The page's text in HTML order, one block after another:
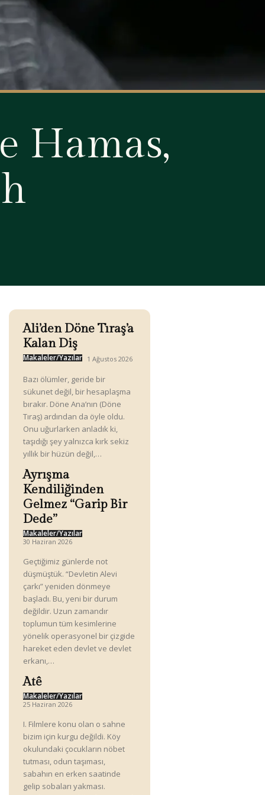
Hamas,
Ali’den Döne Tıraş’a
Kalan Diş
Makaleler/Yazılar 1 Ağustos 2026
Bazı ölümler, geride bir
sükunet değil, bir hesaplaşma
bırakır. Döne Ana’nın (Döne
Tıraş) ardından da öyle oldu.
Onu uğurlarken anladık ki,
taşıdığı şey yalnızca kırk sekiz
yıllık bir hüzün değil,…
Ayrışma
Kendiliğinden
Gelmez “Garip Bir
Dede”
Makaleler/Yazılar
30 Haziran 2026
Geçtiğimiz günlerde not
düşmüştük. “Devletin Alevi
çarkı” yeniden dönmeye
başladı. Bu, yeni bir durum
değildir. Uzun zamandır
toplumun tüm kesimlerine
yönelik operasyonel bir çizgide
hareket eden devlet ve devlet
erkanı,…
Atê
Makaleler/Yazılar
25 Haziran 2026
I. Filmlere konu olan o sahne
bizim için kurgu değildi. Köy
okulundaki çocukların nöbet
tutması, odun taşıması,
sabahın en erken saatinde
gelip sobaları yakması.